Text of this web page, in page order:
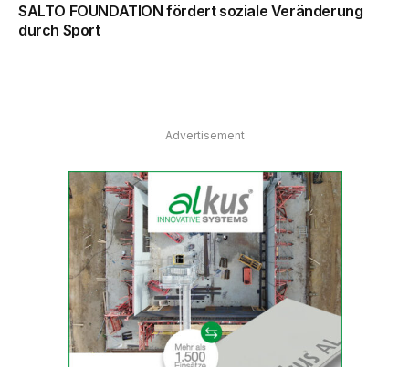
SALTO FOUNDATION fördert soziale Veränderung
durch Sport
Advertisement